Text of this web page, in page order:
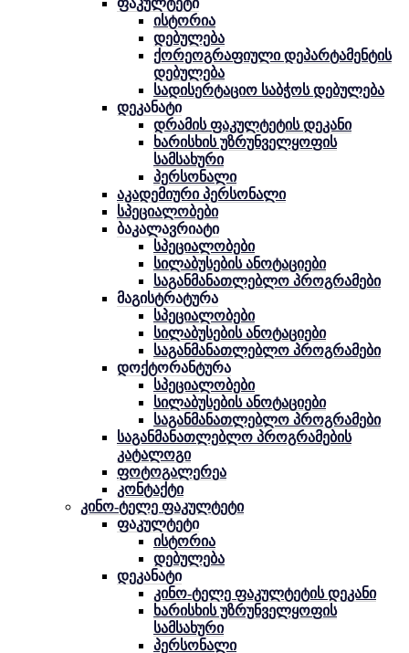
ფაკულტეტი
ისტორია
დებულება
ქორეოგრაფიული დეპარტამენტის
დებულება
სადისერტაციო საბჭოს დებულება
დეკანატი
დრამის ფაკულტეტის დეკანი
ხარისხის უზრუნველყოფის
სამსახური
პერსონალი
აკადემიური პერსონალი
სპეციალობები
ბაკალავრიატი
სპეციალობები
სილაბუსების ანოტაციები
საგანმანათლებლო პროგრამები
მაგისტრატურა
სპეციალობები
სილაბუსების ანოტაციები
საგანმანათლებლო პროგრამები
დოქტორანტურა
სპეციალობები
სილაბუსების ანოტაციები
საგანმანათლებლო პროგრამები
საგანმანათლებლო პროგრამების
კატალოგი
ფოტოგალერეა
კონტაქტი
კინო-ტელე ფაკულტეტი
ფაკულტეტი
ისტორია
დებულება
დეკანატი
კინო-ტელე ფაკულტეტის დეკანი
ხარისხის უზრუნველყოფის
სამსახური
პერსონალი